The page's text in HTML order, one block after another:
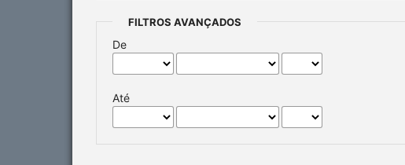
FILTROS AVANÇADOS
De
Até